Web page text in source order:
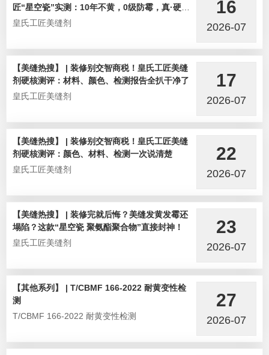
匠“星空瓷”实测：10年不黄，0级防霉，真·硬核
选手！
皇氏工匠美缝剂
16
2026-07
【美缝热搜】 | 装修别交智商税！皇氏工匠美缝
剂硬核测评：材料、颜色、检测报告全扒干净了
皇氏工匠美缝剂
17
2026-07
【美缝热搜】 | 装修别交智商税！皇氏工匠美缝
剂硬核测评：颜色、材料、检测一次说清楚
皇氏工匠美缝剂
22
2026-07
【美缝热搜】 | 装修完就后悔？美缝发黄发霉还
塌陷？这款“星空瓷 聚氨酯聚合物”直接封神！
皇氏工匠美缝剂
23
2026-07
【其他系列】 | T/CBMF 166-2022 耐黄变性检
测
T/CBMF 166-2022 耐黄变性检测
27
2026-07